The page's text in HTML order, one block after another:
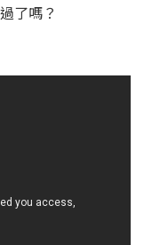
了嗎？